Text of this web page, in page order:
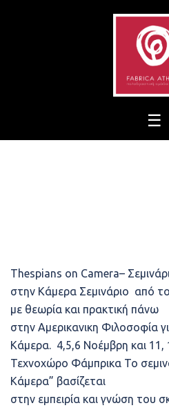
Thespians on Camera–
στην Κάμερα Σεμινάριο από
με θεωρία και πρακτική πάνω
στην Αμερικανικη Φιλοσοφία
Κάμερα. 4,5,6 Νοέμβρη και
Τεχνοχώρο Φάμπρικα Το
Κάμερα” βασίζεται
στην εμπειρία και γνώση του